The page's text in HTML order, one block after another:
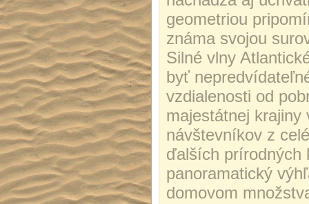
geometriou
známa svojou
Silné vlny
byť
vzdialenosti od
majestátnej
návštevníkov z
ďalších prírodných
panoramatický
domovom